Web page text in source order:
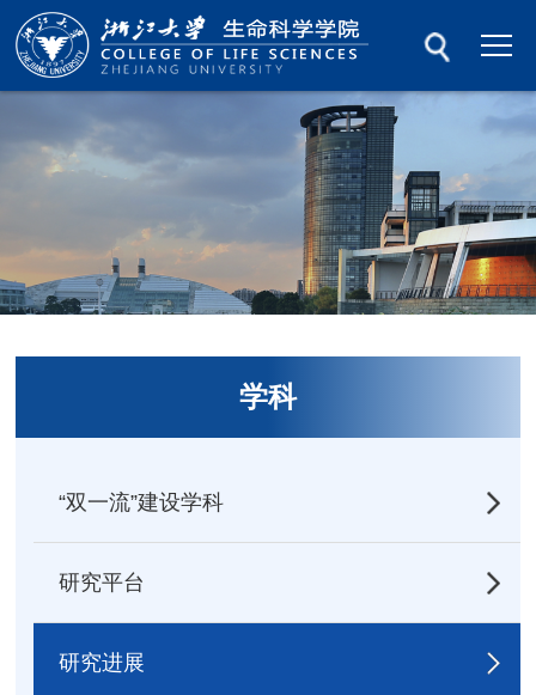
学科
“双一流”建设学科
研究平台
研究进展